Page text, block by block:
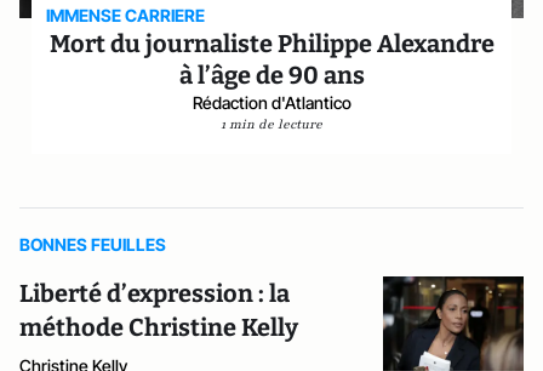
IMMENSE CARRIERE
Mort du journaliste Philippe Alexandre
à l’âge de 90 ans
Rédaction d'Atlantico
1 min de lecture
BONNES FEUILLES
Liberté d’expression : la
méthode Christine Kelly
Christine Kelly